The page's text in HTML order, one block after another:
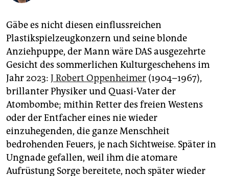
abo
genossenschaft
epaper login
Gäbe es nicht diesen einflussreichen
Plastikspielzeugkonzern und seine blonde
Anziehpuppe, der Mann wäre DAS ausgezehrte
Gesicht des sommerlichen Kulturgeschehens im
Jahr 2023: J Robert Oppenheimer (1904–1967),
brillanter Physiker und Quasi-Vater der
Atombombe; mithin Retter des freien Westens
oder der Entfacher eines nie wieder
einzuhegenden, die ganze Menschheit
bedrohenden Feuers, je nach Sichtweise. Später in
Ungnade gefallen, weil ihm die atomare
Aufrüstung Sorge bereitete, noch später wieder